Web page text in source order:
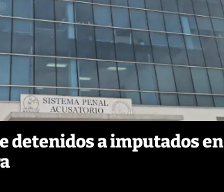
detenidos a imputados en